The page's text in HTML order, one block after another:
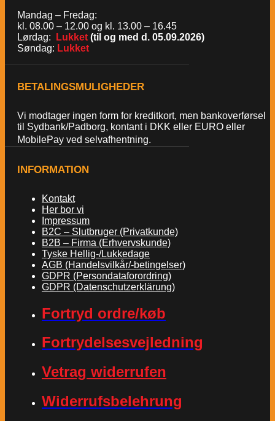
Mandag – Fredag:
kl. 08.00 – 12.00 og kl. 13.00 – 16.45
Lørdag:
Lukket (til og med d. 05.09.2026)
Søndag: Lukket
BETALINGSMULIGHEDER
Vi modtager ingen form for kreditkort, men bankoverførsel
til Sydbank/Padborg, kontant i DKK eller EURO eller
MobilePay ved selvafhentning.
INFORMATION
Kontakt
Her bor vi
Impressum
B2C – Slutbruger (Privatkunde)
B2B – Firma (Erhvervskunde)
Tyske Hellig-/Lukkedage
AGB (Handelsvilkår/-betingelser)
GDPR (Persondataforordring)
GDPR (Datenschutzerklärung)
Fortryd ordre/køb
Fortrydelsesvejledning
Vetrag widerrufen
Widerrufsbelehrung